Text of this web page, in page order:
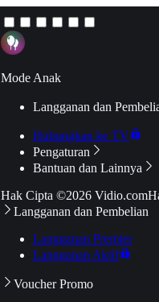
Mode Anak
Langganan dan
Hubungkan ke TV
Pengaturan
Bantuan dan Lainnya
Hak Cipta ©2026 Vidio.com
Langganan dan Pembelian
Langganan Premier
Langganan Aktif
Voucher Promo